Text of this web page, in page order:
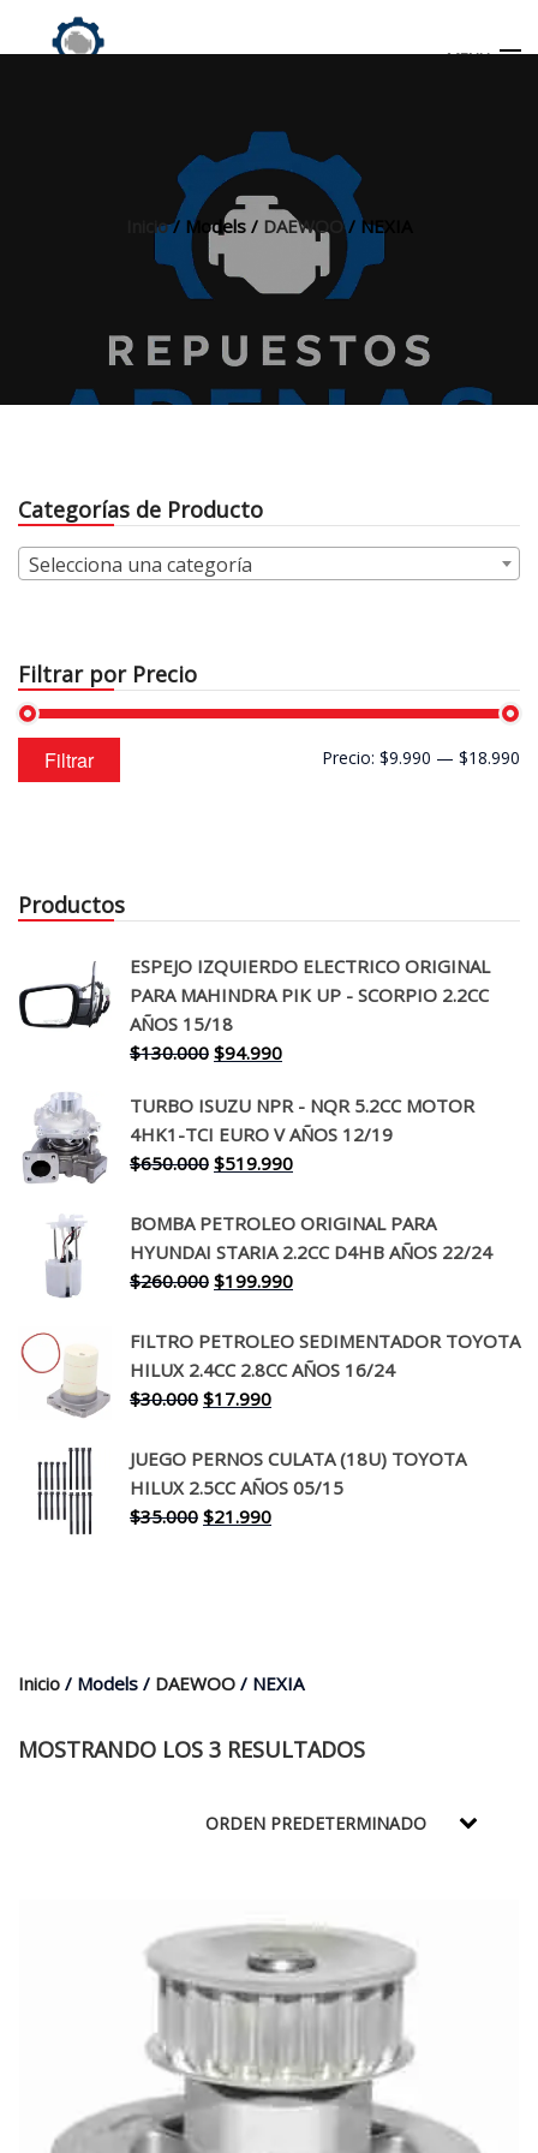
MENU
Inicio/ Models / DAEWOO/ NEXIA
Categorías de Producto
Selecciona una categoría
Filtrar por Precio
Precio
mínimo
Precio
máximo
Filtrar Precio: $9.990 — $18.990
Productos
ESPEJO IZQUIERDO ELECTRICO ORIGINAL
PARA MAHINDRA PIK UP - SCORPIO 2.2CC
AÑOS 15/18
$130.000 El
original
era:
$130.000.
$94.990El
actual
es:
$94.990.
TURBO ISUZU NPR - NQR 5.2CC MOTOR
4HK1-TCI EURO V AÑOS 12/19
$650.000 El
original
era:
$650.000.
$519.990El
actual
es:
$519.990.
BOMBA PETROLEO ORIGINAL PARA
HYUNDAI STARIA 2.2CC D4HB AÑOS 22/24
$260.000 El
original
era:
$260.000.
$199.990El
actual
es:
FILTRO PETROLEO SEDIMENTADOR TOYOTA
HILUX 2.4CC 2.8CC AÑOS 16/24
$30.000 El
original
era:
$30.000.
$17.990El
actual
es:
$17.990.
JUEGO PERNOS CULATA (18U) TOYOTA
HILUX 2.5CC AÑOS 05/15
$35.000 El
$21.990El
Inicio / Models / DAEWOO / NEXIA
MOSTRANDO LOS 3 RESULTADOS